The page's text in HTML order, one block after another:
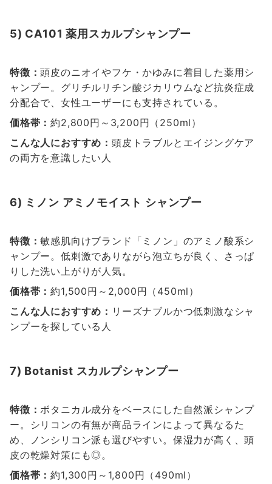
5) CA101 薬用スカルプシャンプー
特徴：頭皮のニオイやフケ・かゆみに着目した薬用シ
ャンプー。グリチルリチン酸ジカリウムなど抗炎症成
分配合で、女性ユーザーにも支持されている。
価格帯：約2,800円～3,200円（250ml）
こんな人におすすめ： 頭皮トラブルとエイジングケア
の両方を意識したい人
6) ミノン アミノモイスト シャンプー
特徴：敏感肌向けブランド「ミノン」のアミノ酸系シ
ャンプー。低刺激でありながら泡立ちが良く、さっぱ
りした洗い上がりが人気。
価格帯：約1,500円～2,000円（450ml）
こんな人におすすめ： リーズナブルかつ低刺激なシャ
ンプーを探している人
7) Botanist スカルプシャンプー
特徴：ボタニカル成分をベースにした自然派シャンプ
ー。シリコンの有無が商品ラインによって異なるた
め、ノンシリコン派も選びやすい。保湿力が高く、頭
皮の乾燥対策にも◎。
価格帯：約1,300円～1,800円（490ml）